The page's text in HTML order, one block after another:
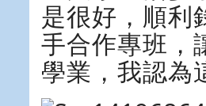
是很好，順利
手合作專班，
學業，我認為